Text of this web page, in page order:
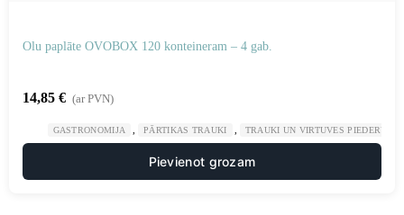
Olu paplāte OVOBOX 120 konteineram – 4 gab.
14,85 € (ar PVN)
GASTRONOMIJA PĀRTIKAS TRAUKI TRAUKI UN VIRTUVES PIEDERUMI
Pievienot grozam